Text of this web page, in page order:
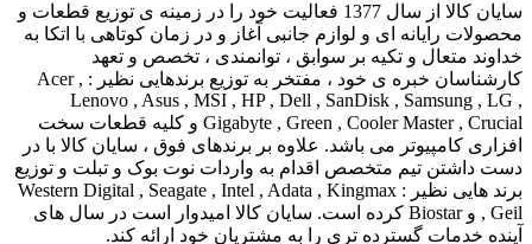
سایان کالا از سال 1377 فعالیت خود را در زمینه ی توزیع قطعات و
محصولات رایانه ای و لوازم جانبی آغاز و در زمان کوتاهی با اتکا به
خداوند متعال و تکیه بر سوابق ، توانمندی ، تخصص و تعهد
کارشناسان خبره ی خود ، مفتخر به توزیع برندهایی نظیر : Acer ,
Lenovo , Asus , MSI , HP , Dell , SanDisk , Samsung , LG ,
Gigabyte , Green , Cooler Master , Crucial و کلیه قطعات سخت
افزاری کامپیوتر می باشد. علاوه بر برندهای فوق ، سایان کالا با در
دست داشتن تیم متخصص اقدام به واردات نوت بوک و تبلت و توزیع
برند هایی نظیر : Western Digital , Seagate , Intel , Adata , Kingmax
, Geil و Biostar کرده است. سایان کالا امیدوار است در سال های
آینده خدمات گسترده تری را به مشتریان خود ارائه کند.